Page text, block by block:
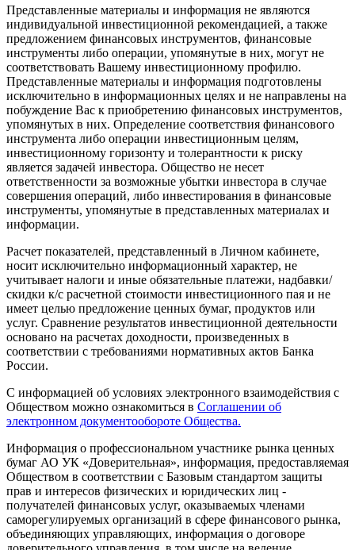
Представленные материалы и информация не являются
индивидуальной инвестиционной рекомендацией, а также
предложением финансовых инструментов, финансовые
инструменты либо операции, упомянутые в них, могут не
соответствовать Вашему инвестиционному профилю.
Представленные материалы и информация подготовлены
исключительно в информационных целях и не направлены на
побуждение Вас к приобретению финансовых инструментов,
упомянутых в них. Определение соответствия финансового
инструмента либо операции инвестиционным целям,
инвестиционному горизонту и толерантности к риску
является задачей инвестора. Общество не несет
ответственности за возможные убытки инвестора в случае
совершения операций, либо инвестирования в финансовые
инструменты, упомянутые в представленных материалах и
информации.
Расчет показателей, представленный в Личном кабинете,
носит исключительно информационный характер, не
учитывает налоги и иные обязательные платежи, надбавки/
скидки к/с расчетной стоимости инвестиционного пая и не
имеет целью предложение ценных бумаг, продуктов или
услуг. Сравнение результатов инвестиционной деятельности
основано на расчетах доходности, произведенных в
соответствии с требованиями нормативных актов Банка
России.
С информацией об условиях электронного взаимодействия с
Обществом можно ознакомиться в Соглашении об
электронном документообороте Общества.
Информация о профессиональном участнике рынка ценных
бумаг АО УК «Доверительная», информация, предоставляемая
Обществом в соответствии с Базовым стандартом защиты
прав и интересов физических и юридических лиц -
получателей финансовых услуг, оказываемых членами
саморегулируемых организаций в сфере финансового рынка,
объединяющих управляющих, информация о договоре